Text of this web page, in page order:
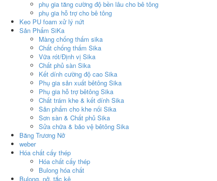
phụ gia tăng cường độ bền lâu cho bê tông
phụ gia hỗ trợ cho bê tông
Keo PU foam xử lý nứt
Sản Phẩm SiKa
Màng chống thấm sika
Chất chống thấm Sika
Vữa rót/Định vị Sika
Chất phủ sàn Sika
Kết dính cường độ cao Sika
Phụ gia sản xuất bêtông Sika
Phụ gia hỗ trợ bêtông Sika
Chất trám khe & kết dính Sika
Sản phẩm cho khe nối Sika
Sơn sàn & Chất phủ Sika
Sửa chữa & bảo vệ bêtông Sika
Băng Trương Nở
weber
Hóa chất cấy thép
Hóa chất cấy thép
Bulong hóa chất
Bulong, nở, tắc kê